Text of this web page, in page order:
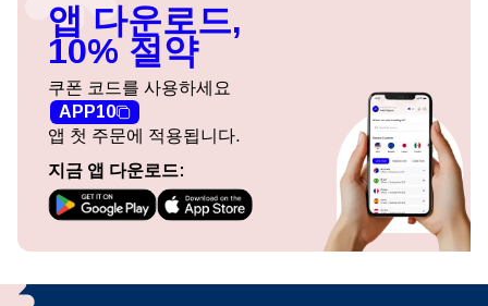
앱 다운로드,
10% 절약
쿠폰 코드를 사용하세요
APP10
앱 첫 주문에 적용됩니다.
지금 앱 다운로드: